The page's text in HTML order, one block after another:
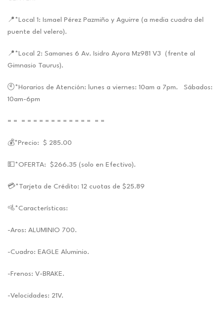
📍*Local 1: Ismael Pérez Pazmiño y Aguirre (a media cuadra del
puente del velero).
📍*Local 2: Samanes 6 Av. Isidro Ayora Mz981 V3 (frente al
Gimnasio Taurus).
🕙*Horarios de Atención: lunes a viernes: 10am a 7pm. Sábados:
10am-6pm
= = = = = = = = = = = = = = = =
💰*Precio: $ 285.00
💵*OFERTA: $266.35 (solo en Efectivo).
💳*Tarjeta de Crédito: 12 cuotas de $25.89
🚵*Características:
-Aros: ALUMINIO 700.
-Cuadro: EAGLE Aluminio.
-Frenos: V-BRAKE.
-Velocidades: 21V.